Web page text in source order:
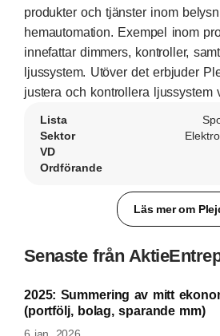
produkter och tjänster inom
hemautomation. Exempel inom
innefattar dimmers, kontroller,
ljussystem. Utöver det erbjuder
justera och kontrollera ljussystem
Lista
Sektor
VD
Ordförande
Läs mer om
Senaste från
2025: Summering av mitt
(portfölj, bolag, sparande mm)